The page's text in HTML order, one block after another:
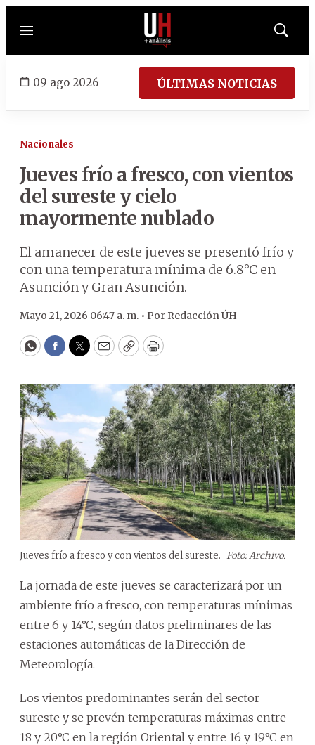
Menú
Mostrar
09 ago 2026 ÚLTIMAS NOTICIAS
Nacionales
Jueves frío a fresco, con vientos
del sureste y cielo
mayormente nublado
El amanecer de este jueves se presentó frío y
con una temperatura mínima de 6.8°C en
Asunción y Gran Asunción.
Mayo 21, 2026 06:47 a. m. • Por Redacción ÚH
WhatsApp
Facebook
Twitter
EmailCopyPrint
Jueves frío a fresco y con vientos del sureste. Foto: Archivo.
La jornada de este jueves se caracterizará por un
ambiente frío a fresco, con temperaturas mínimas
entre 6 y 14°C, según datos preliminares de las
estaciones automáticas de la Dirección de
Meteorología.
Los vientos predominantes serán del sector
sureste y se prevén temperaturas máximas entre
18 y 20°C en la región Oriental y entre 16 y 19°C en